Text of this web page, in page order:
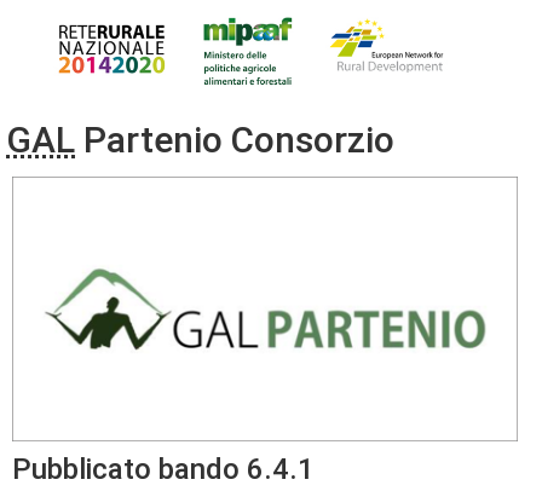
GAL Partenio Consorzio
Pubblicato bando 6.4.1